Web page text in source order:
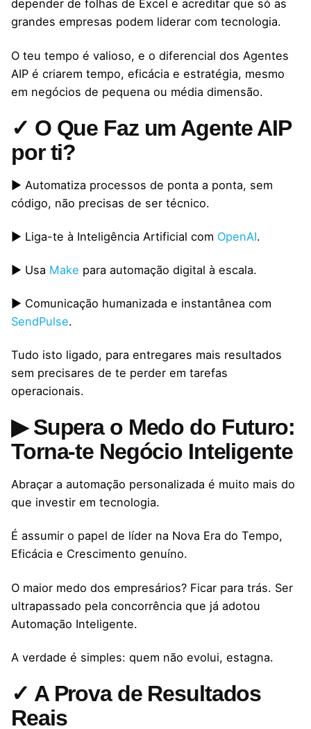
depender de folhas de Excel e acreditar que só as
grandes empresas podem liderar com tecnologia.
O teu tempo é valioso, e o diferencial dos Agentes
AIP é criarem tempo, eficácia e estratégia, mesmo
em negócios de pequena ou média dimensão.
✓ O Que Faz um Agente AIP
por ti?
▶ Automatiza processos de ponta a ponta, sem
código, não precisas de ser técnico.
▶ Liga-te à Inteligência Artificial com OpenAI.
▶ Usa Make para automação digital à escala.
▶ Comunicação humanizada e instantânea com
SendPulse.
Tudo isto ligado, para entregares mais resultados
sem precisares de te perder em tarefas
operacionais.
▶ Supera o Medo do Futuro:
Torna-te Negócio Inteligente
Abraçar a automação personalizada é muito mais do
que investir em tecnologia.
É assumir o papel de líder na Nova Era do Tempo,
Eficácia e Crescimento genuíno.
O maior medo dos empresários? Ficar para trás. Ser
ultrapassado pela concorrência que já adotou
Automação Inteligente.
A verdade é simples: quem não evolui, estagna.
✓ A Prova de Resultados
Reais